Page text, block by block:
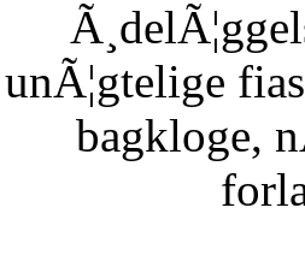
unÃ¦gtelige
bagkloge,